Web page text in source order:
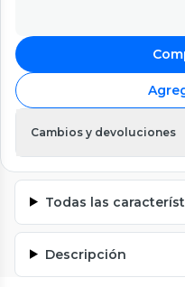
Cambios y devoluciones
Todas las
Descripción